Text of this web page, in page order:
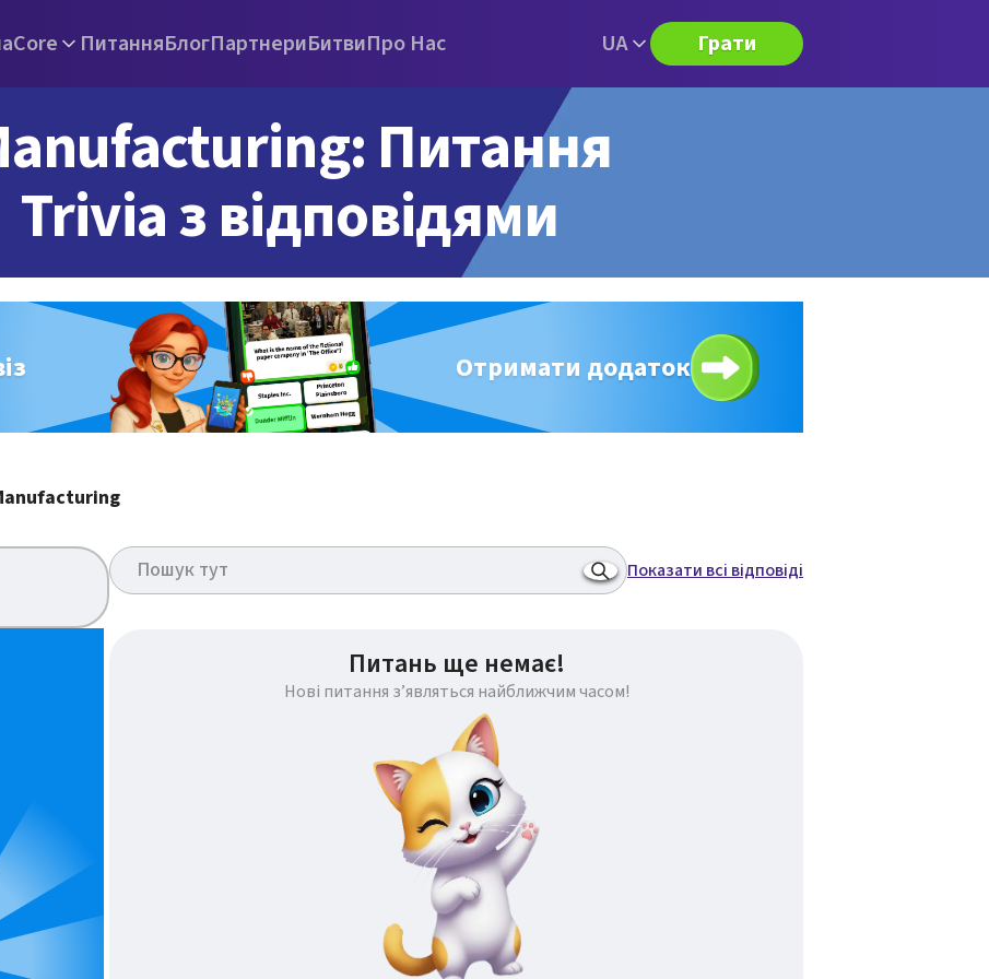
Core ПитанняБлогПартнериБитвиПро Нас UA Грати
Питання
Trivia з відповідями
Отримати додаток
Показати всі відповіді
Питань ще немає!
Нові питання з’являться найближчим часом!